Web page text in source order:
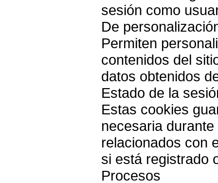
sesión como
De
Permiten
contenidos del
datos obtenidos
Estado de la
Estas cookies
necesaria
relacionados con
si está registrado
Procesos